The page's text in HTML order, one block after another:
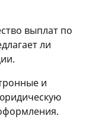
выплат по
ли
и